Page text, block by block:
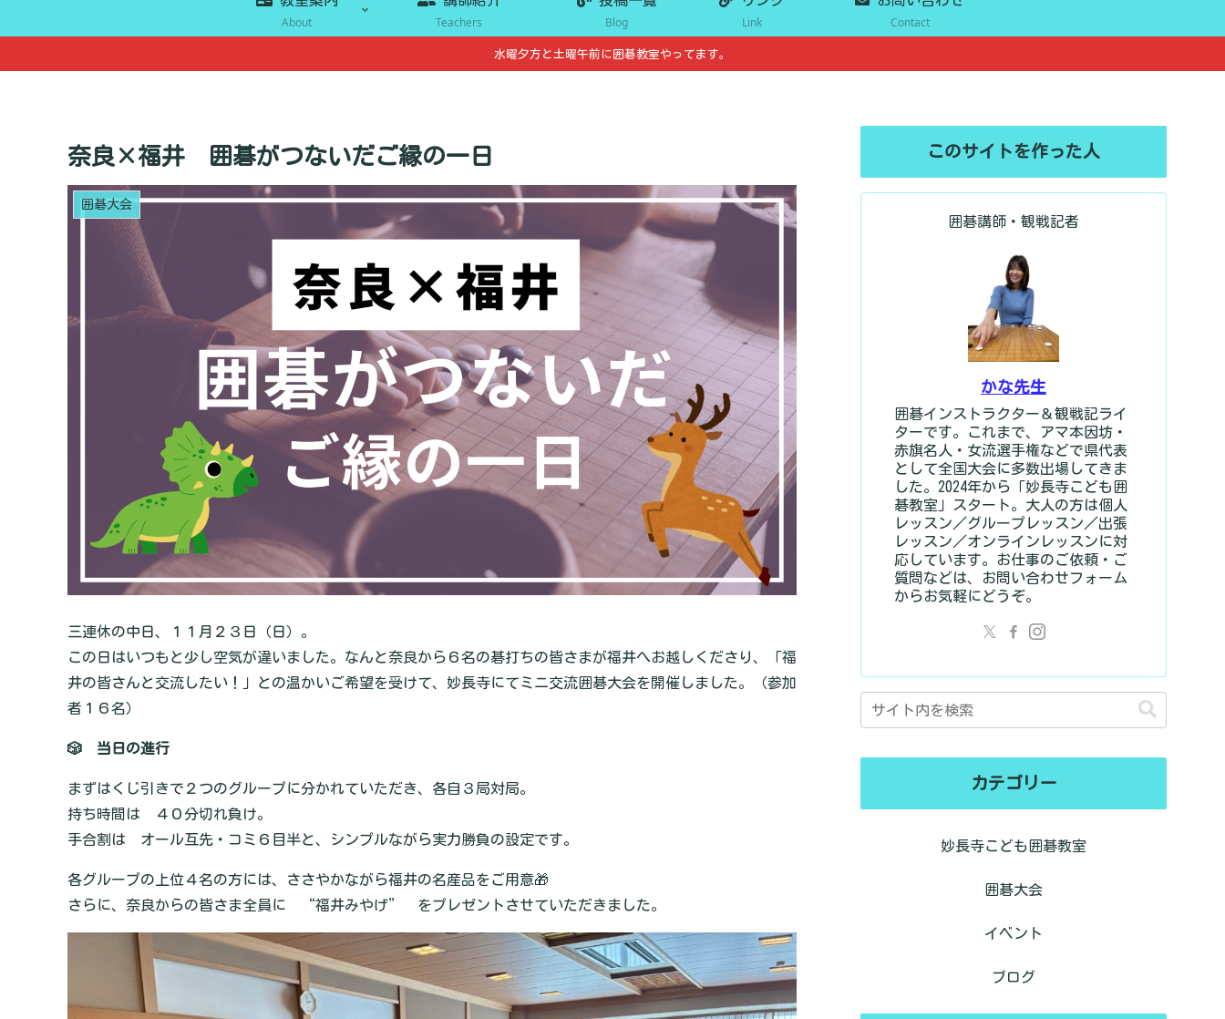
About Teachers Blog Link Contact
水曜夕方と土曜午前に囲碁教室やってます。
奈良×福井 囲碁がつないだご縁の一日
囲碁大会
三連休の中日、１１月２３日（日）。
この日はいつもと少し空気が違いました。なんと奈良から６名の碁打ちの皆さまが福井へお越しくださり、「福
井の皆さんと交流したい！」との温かいご希望を受けて、妙長寺にてミニ交流囲碁大会を開催しました。（参加
者１６名）
🎲 当日の進行
まずはくじ引きで２つのグループに分かれていただき、各自３局対局。
持ち時間は ４０分切れ負け。
手合割は オール互先・コミ６目半と、シンプルながら実力勝負の設定です。
各グループの上位４名の方には、ささやかながら福井の名産品をご用意🎁
さらに、奈良からの皆さま全員に “福井みやげ” をプレゼントさせていただきました。
このサイトを作った人
囲碁講師・観戦記者
かな先生
囲碁インストラクター＆観戦記ライ
ターです。これまで、アマ本因坊・
赤旗名人・女流選手権などで県代表
として全国大会に多数出場してきま
した。2024年から「妙長寺こども囲
碁教室」スタート。大人の方は個人
レッスン／グループレッスン／出張
レッスン／オンラインレッスンに対
応しています。お仕事のご依頼・ご
質問などは、お問い合わせフォーム
からお気軽にどうぞ。
カテゴリー
妙長寺こども囲碁教室
囲碁大会
イベント
ブログ